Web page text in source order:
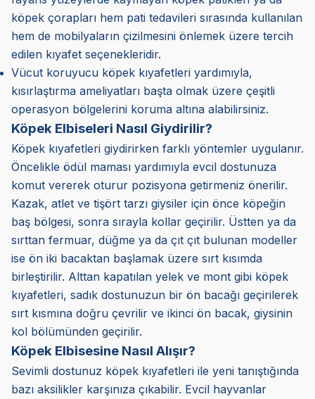
köpek çorapları hem pati tedavileri sırasında kullanılan
hem de mobilyaların çizilmesini önlemek üzere tercih
edilen kıyafet seçenekleridir.
Vücut koruyucu köpek kıyafetleri yardımıyla,
kısırlaştırma ameliyatları başta olmak üzere çeşitli
operasyon bölgelerini koruma altına alabilirsiniz.
Köpek Elbiseleri Nasıl Giydirilir?
Köpek kıyafetleri giydirirken farklı yöntemler uygulanır.
Öncelikle ödül maması yardımıyla evcil dostunuza
komut vererek oturur pozisyona getirmeniz önerilir.
Kazak, atlet ve tişört tarzı giysiler için önce köpeğin
baş bölgesi, sonra sırayla kollar geçirilir. Üstten ya da
sırttan fermuar, düğme ya da çıt çıt bulunan modeller
ise ön iki bacaktan başlamak üzere sırt kısımda
birleştirilir. Alttan kapatılan yelek ve mont gibi köpek
kıyafetleri, sadık dostunuzun bir ön bacağı geçirilerek
sırt kısmına doğru çevrilir ve ikinci ön bacak, giysinin
kol bölümünden geçirilir.
Köpek Elbisesine Nasıl Alışır?
Sevimli dostunuz köpek kıyafetleri ile yeni tanıştığında
bazı aksilikler karşınıza çıkabilir. Evcil hayvanlar